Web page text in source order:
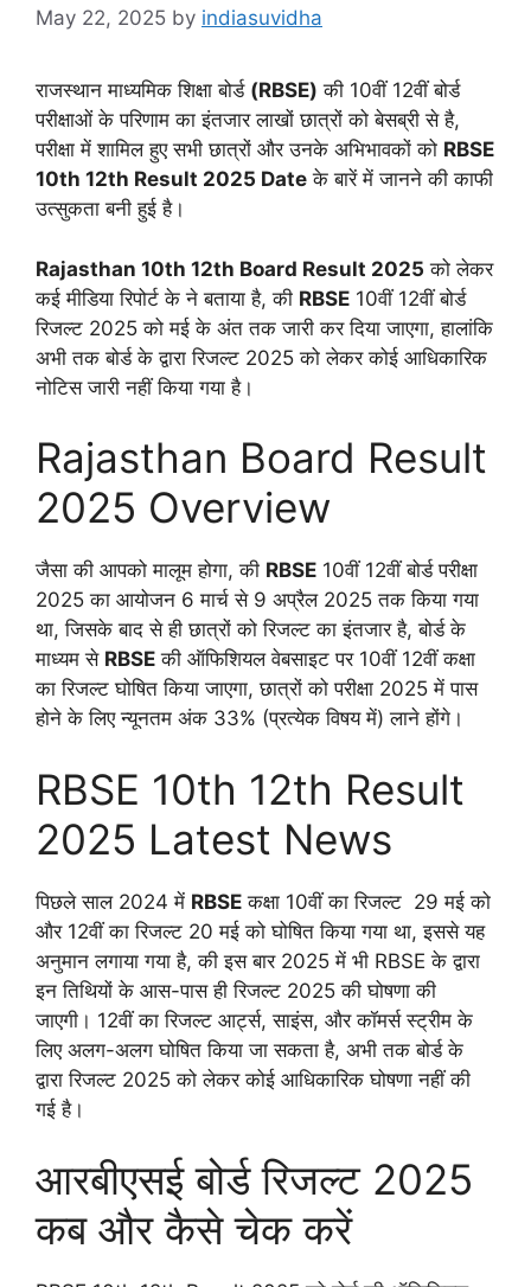
May 22, 2025 by indiasuvidha
राजस्थान माध्यमिक शिक्षा बोर्ड (RBSE) की 10वीं 12वीं बोर्ड
परीक्षाओं के परिणाम का इंतजार लाखों छात्रों को बेसब्री से है,
परीक्षा में शामिल हुए सभी छात्रों और उनके अभिभावकों को RBSE
10th 12th Result 2025 Date के बारें में जानने की काफी
उत्सुकता बनी हुई है।
Rajasthan 10th 12th Board Result 2025 को लेकर
कई मीडिया रिपोर्ट के ने बताया है, की RBSE 10वीं 12वीं बोर्ड
रिजल्ट 2025 को मई के अंत तक जारी कर दिया जाएगा, हालांकि
अभी तक बोर्ड के द्वारा रिजल्ट 2025 को लेकर कोई आधिकारिक
नोटिस जारी नहीं किया गया है।
Rajasthan Board Result
2025 Overview
जैसा की आपको मालूम होगा, की RBSE 10वीं 12वीं बोर्ड परीक्षा
2025 का आयोजन 6 मार्च से 9 अप्रैल 2025 तक किया गया
था, जिसके बाद से ही छात्रों को रिजल्ट का इंतजार है, बोर्ड के
माध्यम से RBSE की ऑफिशियल वेबसाइट पर 10वीं 12वीं कक्षा
का रिजल्ट घोषित किया जाएगा, छात्रों को परीक्षा 2025 में पास
होने के लिए न्यूनतम अंक 33% (प्रत्येक विषय में) लाने होंगे।
RBSE 10th 12th Result
2025 Latest News
पिछले साल 2024 में RBSE कक्षा 10वीं का रिजल्ट 29 मई को
और 12वीं का रिजल्ट 20 मई को घोषित किया गया था, इससे यह
अनुमान लगाया गया है, की इस बार 2025 में भी RBSE के द्वारा
इन तिथियों के आस-पास ही रिजल्ट 2025 की घोषणा की
जाएगी। 12वीं का रिजल्ट आर्ट्स, साइंस, और कॉमर्स स्ट्रीम के
लिए अलग-अलग घोषित किया जा सकता है, अभी तक बोर्ड के
द्वारा रिजल्ट 2025 को लेकर कोई आधिकारिक घोषणा नहीं की
गई है।
आरबीएसई बोर्ड रिजल्ट 2025
कब और कैसे चेक करें